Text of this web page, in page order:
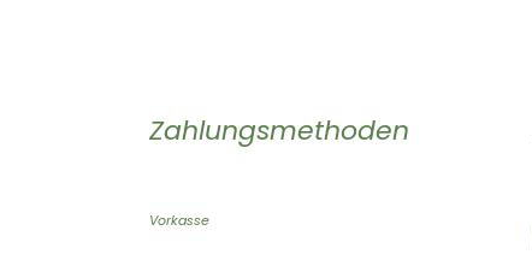
Zahlungsmethoden
Vorkasse